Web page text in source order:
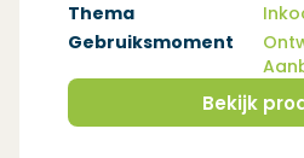
Thema
Gebruiksmoment
Bekijk
(Opent in